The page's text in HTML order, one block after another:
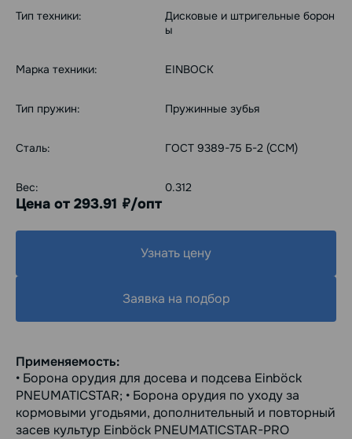
Тип техники:
Дисковые и штригельные борон
ы
Марка техники: EINBOCK
Тип пружин: Пружинные зубья
Сталь: ГОСТ 9389-75 Б-2 (ССМ)
Вес: 0.312
Цена от 293.91 руб./опт
Узнать цену
Заявка на подбор
Применяемость:
• Борона орудия для досева и подсева Einböck
PNEUMATICSTAR; • Борона орудия по уходу за
кормовыми угодьями, дополнительный и повторный
засев культур Einböck PNEUMATICSTAR-PRO